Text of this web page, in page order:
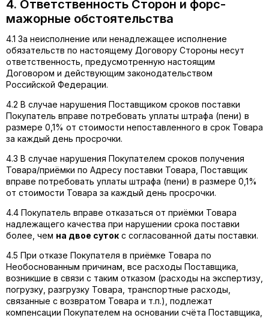
4. Ответственность Сторон и форс-
мажорные обстоятельства
4.1 За неисполнение или ненадлежащее исполнение
обязательств по настоящему Договору Стороны несут
ответственность, предусмотренную настоящим
Договором и действующим законодательством
Российской Федерации.
4.2 В случае нарушения Поставщиком сроков поставки
Покупатель вправе потребовать уплаты штрафа (пени) в
размере 0,1% от стоимости непоставленного в срок Товара
за каждый день просрочки.
4.3 В случае нарушения Покупателем сроков получения
Товара/приёмки по Адресу поставки Товара, Поставщик
вправе потребовать уплаты штрафа (пени) в размере 0,1%
от стоимости Товара за каждый день просрочки.
4.4 Покупатель вправе отказаться от приёмки Товара
надлежащего качества при нарушении срока поставки
более, чем на двое суток с согласованной даты поставки.
4.5 При отказе Покупателя в приёмке Товара по
Необоснованным причинам, все расходы Поставщика,
возникшие в связи с таким отказом (расходы на экспертизу,
погрузку, разгрузку Товара, транспортные расходы,
связанные с возвратом Товара и т.п.), подлежат
компенсации Покупателем на основании счёта Поставщика,